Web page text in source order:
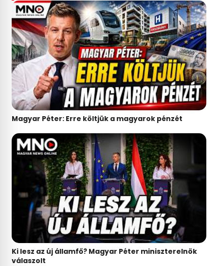
Magyar Péter: Erre költjük a magyarok pénzét
Ki lesz az új államfő? Magyar Péter miniszterelnök
válaszolt